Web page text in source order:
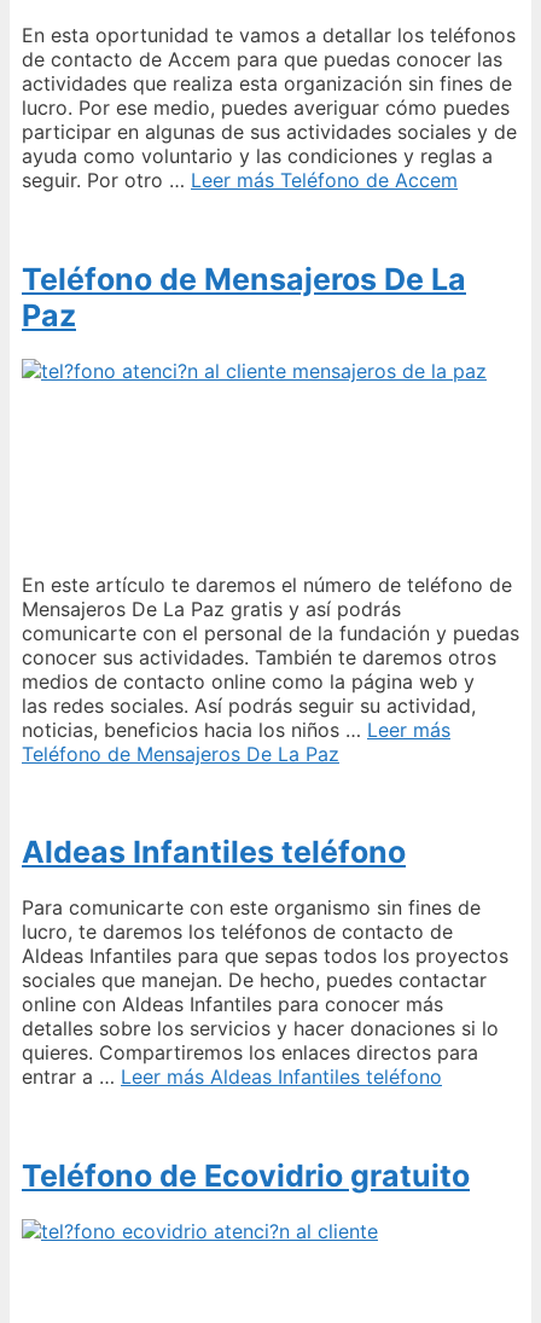
En esta oportunidad te vamos a detallar los teléfonos
de contacto de Accem para que puedas conocer las
actividades que realiza esta organización sin fines de
lucro. Por ese medio, puedes averiguar cómo puedes
participar en algunas de sus actividades sociales y de
ayuda como voluntario y las condiciones y reglas a
seguir. Por otro … Leer más Teléfono de Accem
Teléfono de Mensajeros De La
Paz
En este artículo te daremos el número de teléfono de
Mensajeros De La Paz gratis y así podrás
comunicarte con el personal de la fundación y puedas
conocer sus actividades. También te daremos otros
medios de contacto online como la página web y
las redes sociales. Así podrás seguir su actividad,
noticias, beneficios hacia los niños … Leer más
Teléfono de Mensajeros De La Paz
Aldeas Infantiles teléfono
Para comunicarte con este organismo sin fines de
lucro, te daremos los teléfonos de contacto de
Aldeas Infantiles para que sepas todos los proyectos
sociales que manejan. De hecho, puedes contactar
online con Aldeas Infantiles para conocer más
detalles sobre los servicios y hacer donaciones si lo
quieres. Compartiremos los enlaces directos para
entrar a … Leer más Aldeas Infantiles teléfono
Teléfono de Ecovidrio gratuito